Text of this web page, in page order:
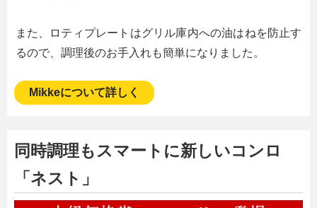
また、ロティプレートはグリル庫内への油はねを防止す
るので、調理後のお手入れも簡単になりました。
Mikkeについて詳しく
同時調理もスマートに新しいコンロ
「ネスト」